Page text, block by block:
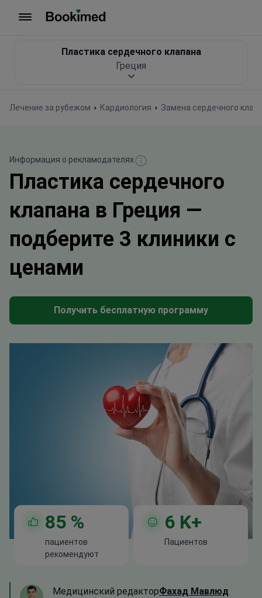
Лечение за рубежом Кардиология Замена сердечного
Пластика сердечного клапана
Греция
Информация о рекламодателях
Пластика сердечного
клапана в Греция —
подберите 3 клиники с
ценами
Получить бесплатную программу
85 %
пациентов
рекомендуют
6 K+
Пациентов
Медицинский редакторФахад Мавлюд